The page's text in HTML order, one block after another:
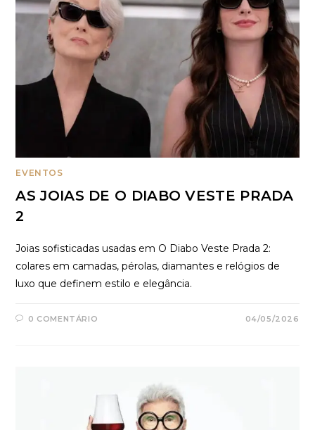
EVENTOS
AS JOIAS DE O DIABO VESTE PRADA
2
Joias sofisticadas usadas em O Diabo Veste Prada 2:
colares em camadas, pérolas, diamantes e relógios de
luxo que definem estilo e elegância.
0 COMENTÁRIO 04/05/2026